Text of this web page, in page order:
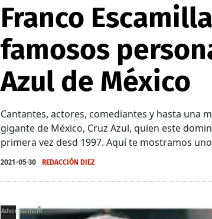
Franco
famosos
Azul de México
Cantantes, actores, comediantes y hasta una
gigante de México, Cruz Azul, quien este
primera vez desd 1997. Aquí te mostramos
2021-05-30 REDACCIÓN DIEZ
X